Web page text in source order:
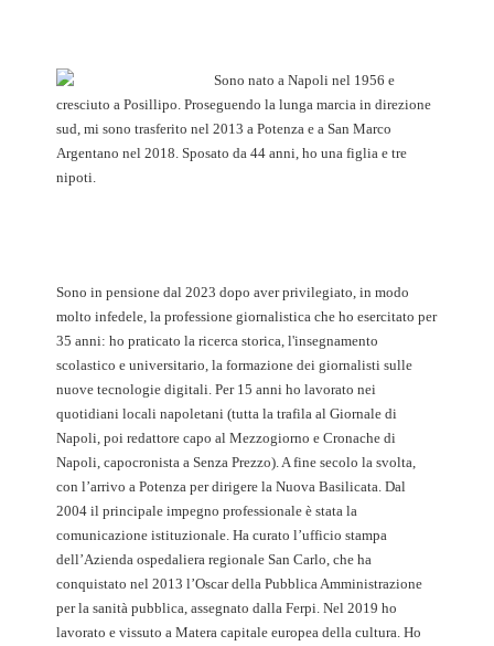
Sono nato a Napoli nel 1956 e
cresciuto a Posillipo. Proseguendo la lunga marcia in direzione
sud, mi sono trasferito nel 2013 a Potenza e a San Marco
Argentano nel 2018. Sposato da 44 anni, ho una figlia e tre
nipoti.
Sono in pensione dal 2023 dopo aver privilegiato, in modo
molto infedele, la professione giornalistica che ho esercitato per
35 anni: ho praticato la ricerca storica, l'insegnamento
scolastico e universitario, la formazione dei giornalisti sulle
nuove tecnologie digitali. Per 15 anni ho lavorato nei
quotidiani locali napoletani (tutta la trafila al Giornale di
Napoli, poi redattore capo al Mezzogiorno e Cronache di
Napoli, capocronista a Senza Prezzo). A fine secolo la svolta,
con l’arrivo a Potenza per dirigere la Nuova Basilicata. Dal
2004 il principale impegno professionale è stata la
comunicazione istituzionale. Ha curato l’ufficio stampa
dell’Azienda ospedaliera regionale San Carlo, che ha
conquistato nel 2013 l’Oscar della Pubblica Amministrazione
per la sanità pubblica, assegnato dalla Ferpi. Nel 2019 ho
lavorato e vissuto a Matera capitale europea della cultura. Ho